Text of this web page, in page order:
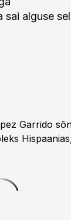
alguse
Garrido